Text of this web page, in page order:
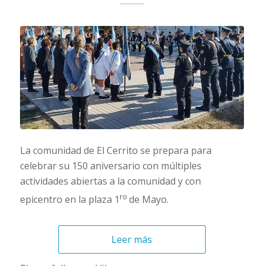
La comunidad de El Cerrito se prepara para
celebrar su 150 aniversario con múltiples
actividades abiertas a la comunidad y con
epicentro en la plaza 1ro de Mayo.
Leer más